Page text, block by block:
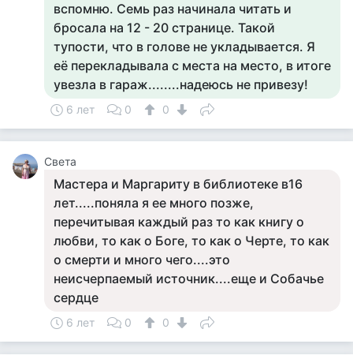
вспомню. Семь раз начинала читать и
бросала на 12 - 20 странице. Такой
тупости, что в голове не укладывается. Я
её перекладывала с места на место, в итоге
увезла в гараж........надеюсь не привезу!
6 лет 0 0
Света
Мастера и Маргариту в библиотеке в16
лет.....поняла я ее много позже,
перечитывая каждый раз то как книгу о
любви, то как о Боге, то как о Черте, то как
о смерти и много чего....это
неисчерпаемый источник....еще и Собачье
сердце
6 лет 0 0